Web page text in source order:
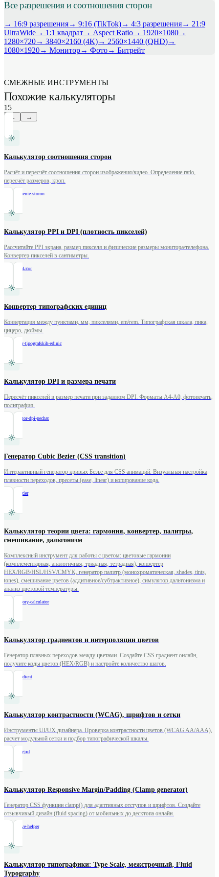
Все разрешения и соотношения сторон
→ 16:9 разрешения→ 9:16 (TikTok)→ 4:3 разрешения→ 21:9
UltraWide→ 1:1 квадрат→ Aspect Ratio→ 1920×1080→
1280×720→ 3840×2160 (4K)→ 2560×1440 (QHD)→
1080×1920→ Монитор→ Фото→ Битрейт
СМЕЖНЫЕ ИНСТРУМЕНТЫ
Похожие калькуляторы
15
← →
Калькулятор соотношения сторон
Расчёт и пересчёт соотношения сторон изображения/видео. Определение ratio,
пересчёт размеров, кроп.
sootnoshenie-storon
Калькулятор PPI и DPI (плотность пикселей)
Рассчитайте PPI экрана, размер пикселя и физические размеры монитора/телефона.
Конвертер пикселей в сантиметры.
ppi-calculator
Конвертер типографских единиц
Конвертация между пунктами, мм, пикселями, em/rem. Типографская шкала, пика,
цицеро, дюймы.
konverter-tipografskih-edinic
Калькулятор DPI и размера печати
Пересчёт пикселей в размер печати при заданном DPI. Форматы A4-A0, фотопечать,
полиграфия.
kalkulyator-dpi-pechat
Генератор Cubic Bezier (CSS transition)
Интерактивный генератор кривых Безье для CSS анимаций. Визуальная настройка
плавности переходов, пресеты (ease, linear) и копирование кода.
cubic-bezier
Калькулятор теории цвета: гармония, конвертер, палитры,
смешивание, дальтонизм
Комплексный инструмент для работы с цветом: цветовые гармонии
(комплементарная, аналогичная, триадная, тетрадная), конвертер
HEX/RGB/HSL/HSV/CMYK, генератор палитр (монохроматическая, shades, tints,
tones), смешивание цветов (аддитивное/субтрактивное), симулятор дальтонизма и
анализ цветовой температуры.
color-theory-calculator
Калькулятор градиентов и интерполяции цветов
Генератор плавных переходов между цветами. Создайте CSS градиент онлайн,
получите коды цветов (HEX/RGB) и настройте количество шагов.
color-gradient
Калькулятор контрастности (WCAG), шрифтов и сетки
Инструменты UI/UX дизайнера. Проверка контрастности цветов (WCAG AA/AAA),
расчет модульной сетки и подбор типографической шкалы.
contrast-grid
Калькулятор Responsive Margin/Padding (Clamp generator)
Генератор CSS функции clamp() для адаптивных отступов и шрифтов. Создайте
отзывчивый дизайн (fluid spacing) от мобильных до десктопа онлайн.
responsive-helper
Калькулятор типографики: Type Scale, межстрочный, Fluid
Typography